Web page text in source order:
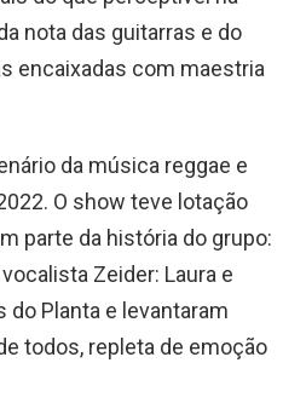
nota das guitarras e do
encaixadas com maestria
da música reggae e
O show teve lotação
parte da história do grupo:
Zeider: Laura e
Planta e levantaram
todos, repleta de emoção